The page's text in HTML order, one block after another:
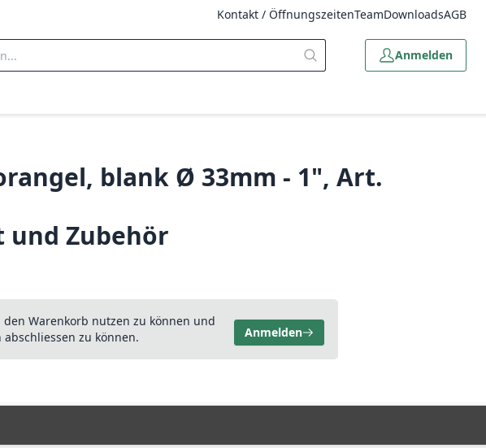
Kontakt / ÖffnungszeitenTeamDownloadsAGB
Anmelden
blank Ø 33mm - 1", Art.
Zubehör
Warenkorb nutzen zu können und
zu können.
Anmelden